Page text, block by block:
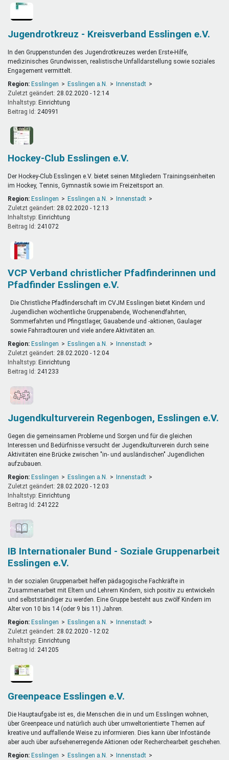
Jugendrotkreuz - Kreisverband Esslingen e.V.
In den Gruppenstunden des Jugendrotkreuzes werden Erste-Hilfe,
medizinisches Grundwissen, realistische Unfalldarstellung sowie soziales
Engagement vermittelt.
Region: Esslingen Esslingen a.N.
Innenstadt
Zuletzt geändert: 28.02.2020 - 12:14
Inhaltstyp:
einrichtung
Beitrag Id: 240991
Hockey-Club Esslingen e.V.
Der Hockey-Club Esslingen e.V. bietet seinen Mitgliedern Trainingseinheiten
im Hockey, Tennis, Gymnastik sowie im Freizeitsport an.
Region: Esslingen Esslingen a.N.
Innenstadt
Zuletzt geändert: 28.02.2020 - 12:13
Inhaltstyp:
einrichtung
Beitrag Id: 241072
VCP Verband christlicher Pfadfinderinnen und
Pfadfinder Esslingen e.V.
Die Christliche Pfadfinderschaft im CVJM Esslingen bietet Kindern und
Jugendlichen wöchentliche Gruppenabende, Wochenendfahrten,
Sommerfahrten und Pfingstlager, Gauabende und -aktionen, Gaulager
sowie Fahrradtouren und viele andere Aktivitäten an.
Region: Esslingen Esslingen a.N.
Innenstadt
Zuletzt geändert: 28.02.2020 - 12:04
Inhaltstyp:
einrichtung
Beitrag Id: 241233
Jugendkulturverein Regenbogen, Esslingen e.V.
Gegen die gemeinsamen Probleme und Sorgen und für die gleichen
Interessen und Bedürfnisse versucht der Jugendkulturverein durch seine
Aktivitäten eine Brücke zwischen "in- und ausländischen" Jugendlichen
aufzubauen.
Region: Esslingen Esslingen a.N.
Innenstadt
Zuletzt geändert: 28.02.2020 - 12:03
Inhaltstyp:
einrichtung
Beitrag Id: 241222
IB Internationaler Bund - Soziale Gruppenarbeit
Esslingen e.V.
In der sozialen Gruppenarbeit helfen pädagogische Fachkräfte in
Zusammenarbeit mit Eltern und Lehrern Kindern, sich positiv zu entwickeln
und selbstständiger zu werden. Eine Gruppe besteht aus zwölf Kindern im
Alter von 10 bis 14 (oder 9 bis 11) Jahren.
Region: Esslingen Esslingen a.N.
Innenstadt
Zuletzt geändert: 28.02.2020 - 12:02
Inhaltstyp:
einrichtung
Beitrag Id: 241205
Greenpeace Esslingen e.V.
Die Hauptaufgabe ist es, die Menschen die in und um Esslingen wohnen,
über Greenpeace und natürlich auch über umweltorientierte Themen auf
kreative und auffallende Weise zu informieren. Dies kann über Infostände
aber auch über aufsehenerregende Aktionen oder Recherchearbeit geschehen.
Region: Esslingen Esslingen a.N.
Innenstadt